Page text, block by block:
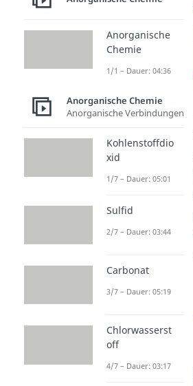
Carbonat
Weitere Infos
Video
zum Beitrag:
In diesem Video
Carbonat ist und
in der Natur und in
Anwendungen
wie Carbonat
vorkommt. Tauche
faszinierende Welt
chemischen
Beliebte Inhalte
Anorganische
Chemie
1/1 – Dauer: 04:36
Anorganische Chemie
Anorganische Verbindungen
Kohlenstoffdio
xid
1/7 – Dauer: 05:01
Sulfid
2/7 – Dauer: 03:44
Carbonat
3/7 – Dauer: 05:19
Chlorwasserst
off
4/7 – Dauer: 03:17